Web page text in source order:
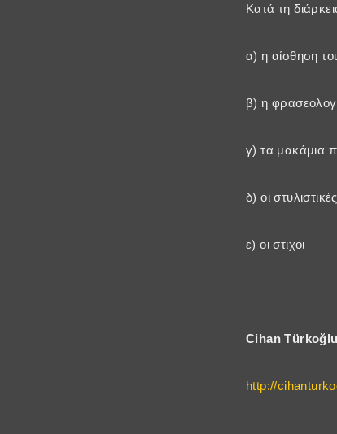
Kατά τη
α) η αίσθηση
β) η
γ) τα μακάμια
δ) οι
ε) οι στιχοι
Cihan
http://